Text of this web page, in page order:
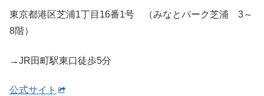
東京都港区芝浦1丁目16番1号 （みなとパーク芝浦 3～
8階）
→JR田町駅東口徒歩5分
公式サイト